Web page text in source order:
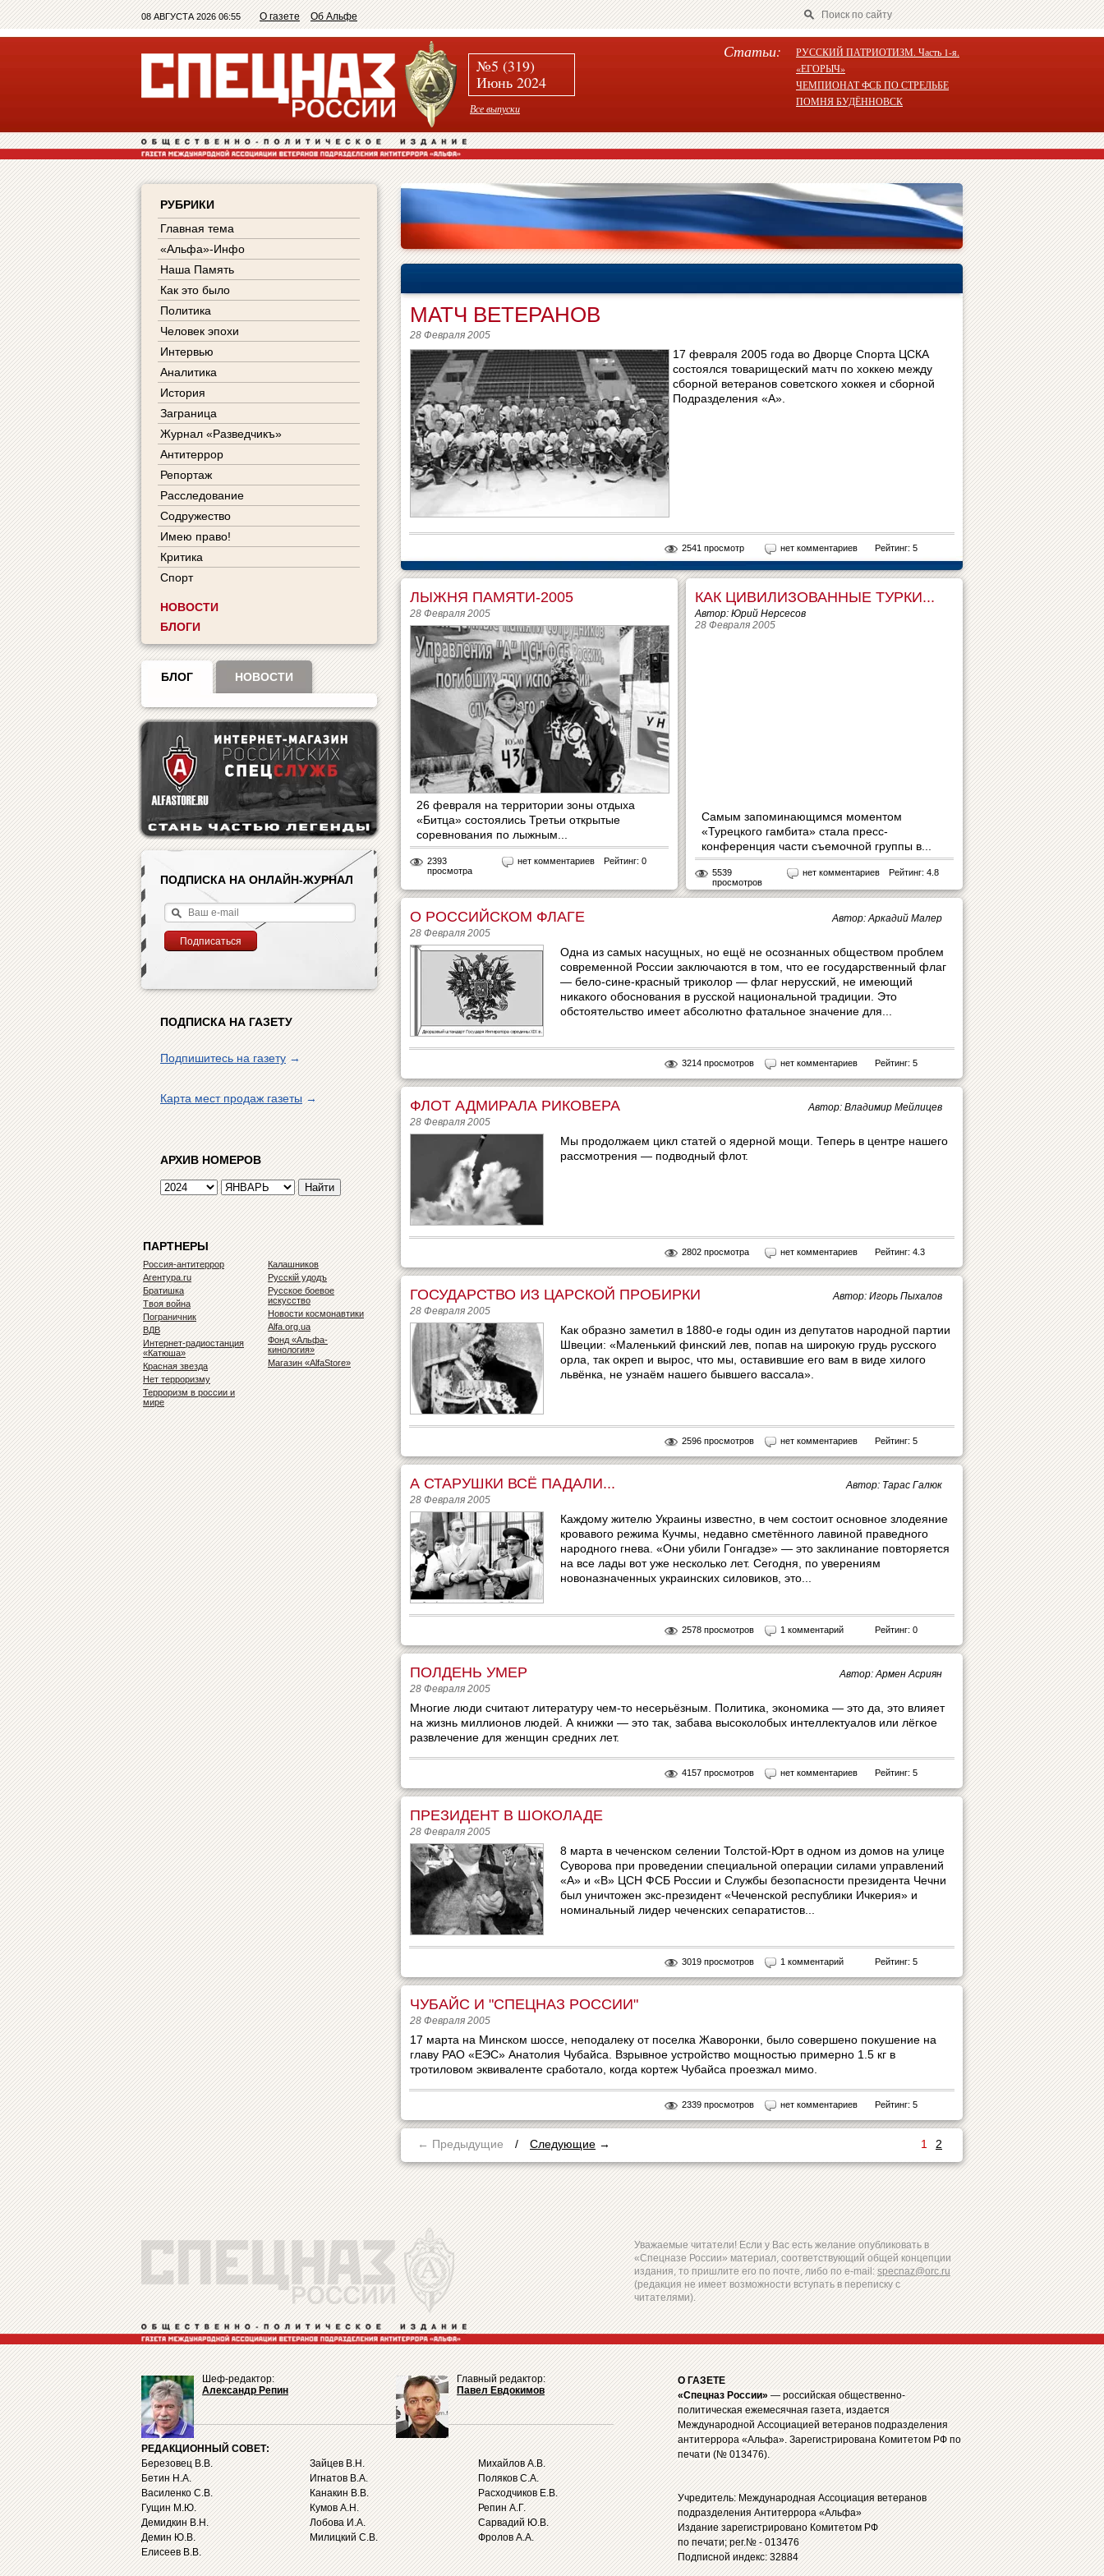
08 АВГУСТА 2026 06:55 О газете Об Альфе
№5 (319)
Июнь 2024
Все выпуски
Статьи:
РУССКИЙ ПАТРИОТИЗМ. Часть 1-я.
«ЕГОРЫЧ»
ЧЕМПИОНАТ ФСБ ПО СТРЕЛЬБЕ
ПОМНЯ БУДЁННОВСК
РУБРИКИ
Главная тема
«Альфа»-Инфо
Наша Память
Как это было
Политика
Человек эпохи
Интервью
Аналитика
История
Заграница
Журнал «Разведчикъ»
Антитеррор
Репортаж
Расследование
Содружество
Имею право!
Критика
Спорт
НОВОСТИ
БЛОГИ
БЛОГ НОВОСТИ
ПОДПИСКА НА ОНЛАЙН-ЖУРНАЛ
ПОДПИСКА НА ГАЗЕТУ
Подпишитесь на газету→
Карта мест продаж газеты→
АРХИВ НОМЕРОВ
ПАРТНЕРЫ
Россия-антитеррор
Агентура.ru
Братишка
Твоя война
Пограничник
ВДВ
Интернет-радиостанция
«Катюша»
Красная звезда
Нет терроризму
Терроризм в россии и
мире
Калашников
Русскiй удодъ
Русское боевое
искусство
Новости космонавтики
Alfa.org.ua
Фонд «Альфа-
кинология»
Магазин «AlfaStore»
МАТЧ ВЕТЕРАНОВ
28 Февраля 2005
17 февраля 2005 года во Дворце Спорта ЦСКА
состоялся товарищеский матч по хоккею между
сборной ветеранов советского хоккея и сборной
Подразделения «А».
2541 просмотр нет комментариев Рейтинг: 5
ЛЫЖНЯ ПАМЯТИ-2005
28 Февраля 2005
26 февраля на территории зоны отдыха
«Битца» состоялись Третьи открытые
соревнования по лыжным...
2393
просмотра
нет комментариев Рейтинг: 0
КАК ЦИВИЛИЗОВАННЫЕ ТУРКИ...
Автор: Юрий Нерсесов
28 Февраля 2005
Самым запоминающимся моментом
«Турецкого гамбита» стала пресс-
конференция части съемочной группы в...
5539
просмотров
нет комментариев Рейтинг: 4.8
Автор: Аркадий Малер
О РОССИЙСКОМ ФЛАГЕ
28 Февраля 2005
Одна из самых насущных, но ещё не осознанных обществом проблем
современной России заключаются в том, что ее государственный флаг
— бело-сине-красный триколор — флаг нерусский, не имеющий
никакого обоснования в русской национальной традиции. Это
обстоятельство имеет абсолютно фатальное значение для...
3214 просмотров нет комментариев Рейтинг: 5
Автор: Владимир Мейлицев
ФЛОТ АДМИРАЛА РИКОВЕРА
28 Февраля 2005
Мы продолжаем цикл статей о ядерной мощи. Теперь в центре нашего
рассмотрения — подводный флот.
2802 просмотра нет комментариев Рейтинг: 4.3
Автор: Игорь Пыхалов
ГОСУДАРСТВО ИЗ ЦАРСКОЙ ПРОБИРКИ
28 Февраля 2005
Как образно заметил в 1880-е годы один из депутатов народной партии
Швеции: «Маленький финский лев, попав на широкую грудь русского
орла, так окреп и вырос, что мы, оставившие его вам в виде хилого
львёнка, не узнаём нашего бывшего вассала».
2596 просмотров нет комментариев Рейтинг: 5
Автор: Тарас Галюк
А СТАРУШКИ ВСЁ ПАДАЛИ...
28 Февраля 2005
Каждому жителю Украины известно, в чем состоит основное злодеяние
кровавого режима Кучмы, недавно сметённого лавиной праведного
народного гнева. «Они убили Гонгадзе» — это заклинание повторяется
на все лады вот уже несколько лет. Сегодня, по уверениям
новоназначенных украинских силовиков, это...
2578 просмотров 1 комментарий Рейтинг: 0
Автор: Армен Асриян
ПОЛДЕНЬ УМЕР
28 Февраля 2005
Многие люди считают литературу чем-то несерьёзным. Политика, экономика — это да, это влияет
на жизнь миллионов людей. А книжки — это так, забава высоколобых интеллектуалов или лёгкое
развлечение для женщин средних лет.
4157 просмотров нет комментариев Рейтинг: 5
ПРЕЗИДЕНТ В ШОКОЛАДЕ
28 Февраля 2005
8 марта в чеченском селении Толстой-Юрт в одном из домов на улице
Суворова при проведении специальной операции силами управлений
«А» и «В» ЦСН ФСБ России и Службы безопасности президента Чечни
был уничтожен экс-президент «Чеченской республики Ичкерия» и
номинальный лидер чеченских сепаратистов...
3019 просмотров 1 комментарий Рейтинг: 5
ЧУБАЙС И "СПЕЦНАЗ РОССИИ"
28 Февраля 2005
17 марта на Минском шоссе, неподалеку от поселка Жаворонки, было совершено покушение на
главу РАО «ЕЭС» Анатолия Чубайса. Взрывное устройство мощностью примерно 1.5 кг в
тротиловом эквиваленте сработало, когда кортеж Чубайса проезжал мимо.
2339 просмотров нет комментариев Рейтинг: 5
← Предыдущие / Следующие → 1 2
Уважаемые читатели! Если у Вас есть желание опубликовать в
«Спецназе России» материал, соответствующий общей концепции
издания, то пришлите его по почте, либо по e-mail:specnaz@orc.ru
(редакция не имеет возможности вступать в переписку с
читателями).
Шеф-редактор:
Александр Репин
Главный редактор:
Павел Евдокимов
РЕДАКЦИОННЫЙ СОВЕТ:
Березовец В.В.
Бетин Н.А.
Василенко С.В.
Гущин М.Ю.
Демидкин В.Н.
Демин Ю.В.
Елисеев В.В.
Зайцев В.Н.
Игнатов В.А.
Канакин В.В.
Кумов А.Н.
Лобова И.А.
Милицкий С.В.
Михайлов А.В.
Поляков С.А.
Расходчиков Е.В.
Репин А.Г.
Сарвадий Ю.В.
Фролов А.А.
О ГАЗЕТЕ
«Спецназ России» — российская общественно-
политическая ежемесячная газета, издается
Международной Ассоциацией ветеранов подразделения
антитеррора «Альфа». Зарегистрирована Комитетом РФ по
печати (№ 013476).
Учредитель: Международная Ассоциация ветеранов
подразделения Антитеррора «Альфа»
Издание зарегистрировано Комитетом РФ
по печати; рег.№ - 013476
Подписной индекс: 32884